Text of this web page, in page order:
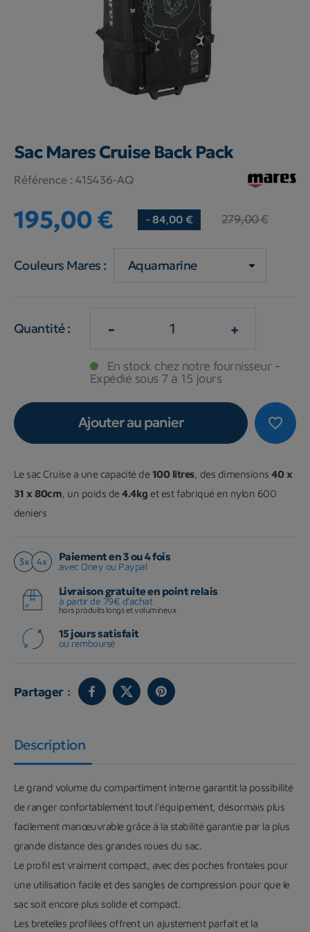
Sac Mares Cruise Back Pack
Référence : 415436-AQ
195,00 € - 84,00 € 279,00 €
Couleurs Mares :
Quantité : - +
En stock chez notre fournisseur -
Expédié sous 7 à 15 jours
favorite_border
Ajouter au panier
Le sac Cruise a une capacité de 100 litres, des dimensions40 x
31 x 80cm , un poids de4.4kg et est fabriqué en nylon 600
deniers
Paiement en 3 ou 4 fois
avec Oney ou Paypal
Livraison gratuite en point relais
à partir de 79€ d'achat
hors produits longs et volumineux
15 jours satisfait
ou remboursé
Partager :
Description
Le grand volume du compartiment interne garantit la possibilité
de ranger confortablement tout l'équipement, désormais plus
facilement manœuvrable grâce à la stabilité garantie par la plus
grande distance des grandes roues du sac.
Le profil est vraiment compact, avec des poches frontales pour
une utilisation facile et des sangles de compression pour que le
sac soit encore plus solide et compact.
Les bretelles profilées offrent un ajustement parfait et la